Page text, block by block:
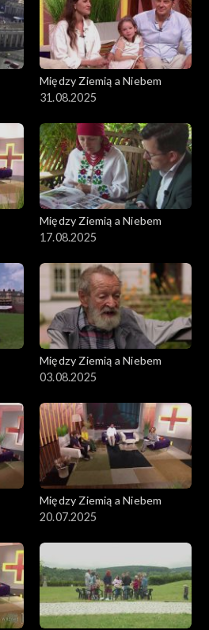
Między Ziemią a Niebem
31.08.2025
Między Ziemią a Niebem
17.08.2025
Między Ziemią a Niebem
03.08.2025
Między Ziemią a Niebem
20.07.2025